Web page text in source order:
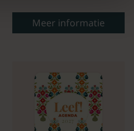
Meer informatie